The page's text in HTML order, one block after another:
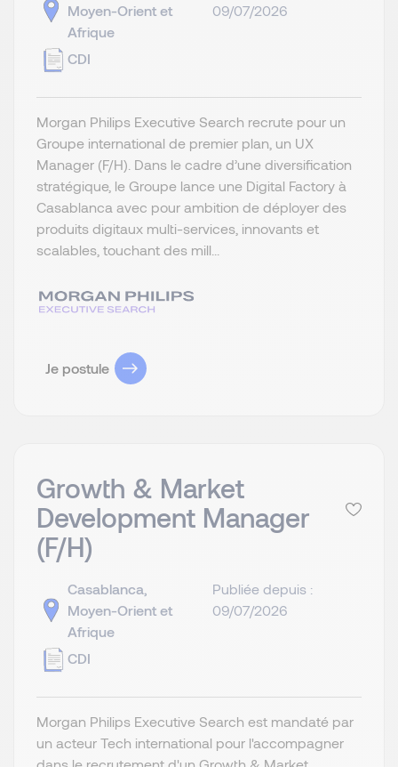
Moyen-Orient et
Afrique
CDI
09/07/2026
Morgan Philips Executive Search recrute pour un
Groupe international de premier plan, un UX
Manager (F/H). Dans le cadre d’une diversification
stratégique, le Groupe lance une Digital Factory à
Casablanca avec pour ambition de déployer des
produits digitaux multi-services, innovants et
scalables, touchant des mill...
Je postule
Growth & Market
Development Manager
(F/H)
Casablanca,
Moyen-Orient et
Afrique
CDI
Publiée depuis :
09/07/2026
Morgan Philips Executive Search est mandaté par
un acteur Tech international pour l'accompagner